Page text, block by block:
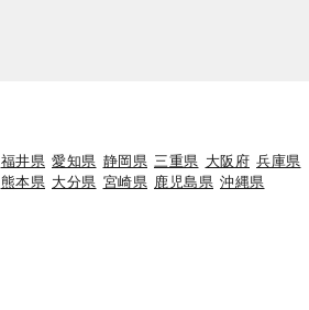
福井県 愛知県 静岡県 三重県 大阪府 兵庫県
熊本県 大分県 宮崎県 鹿児島県 沖縄県